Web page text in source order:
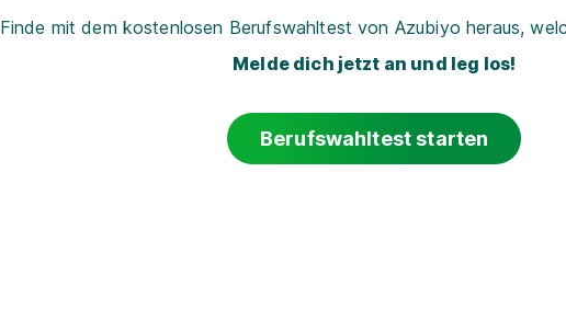
Finde mit dem kostenlosen Berufswahltest von Azubiyo heraus,
Melde dich jetzt an und leg los!
Berufswahltest starten